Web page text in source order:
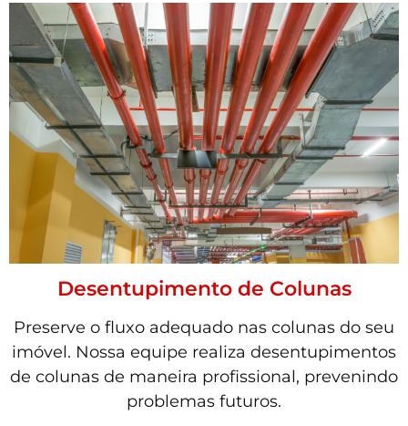
Desentupimento de Colunas
Preserve o fluxo adequado nas colunas do seu
imóvel. Nossa equipe realiza desentupimentos
de colunas de maneira profissional, prevenindo
problemas futuros.